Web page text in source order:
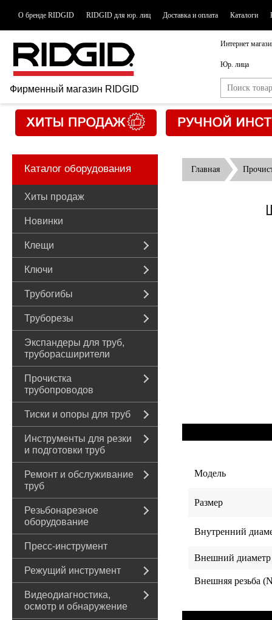
О бренде RIDGID RIDGID для юр. лиц Доставка и оплата Каталоги
Фирменный магазин RIDGID
Интернет
Юр. лица
Каталог оборудования
Хиты продаж
Новинки
Клещи
Ключи
Трубогибы
Труборезы
Экспандеры для труб,
труборасширители
Прочистка
трубопроводов
Тиски и опоры для труб
Инструменты для резки
и подготовки труб
Ремонт и обслуживание
труб
Резьбонарезное
оборудование
Пресс-инструмент
Режущий инструмент
Видеодиагностика,
осмотр и обнаружение
Главная
Модель
Размер
Внутренний
Внешний диаметр
Внешняя резьба